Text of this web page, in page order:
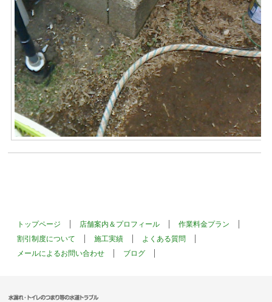
トップページ 店舗案内＆プロフィール
作業料金プラン
割引制度について
施工実績
よくある質問
メールによるお問い合わせ
ブログ